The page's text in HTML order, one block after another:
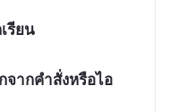
รียน
ากคำสั่งหรือไอ